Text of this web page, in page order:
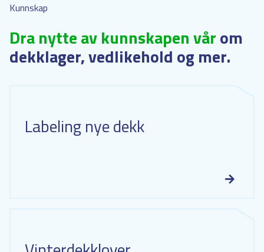
Kunnskap
Dra nytte av kunnskapen vårom
dekklager, vedlikehold og mer.
Labeling nye dekk